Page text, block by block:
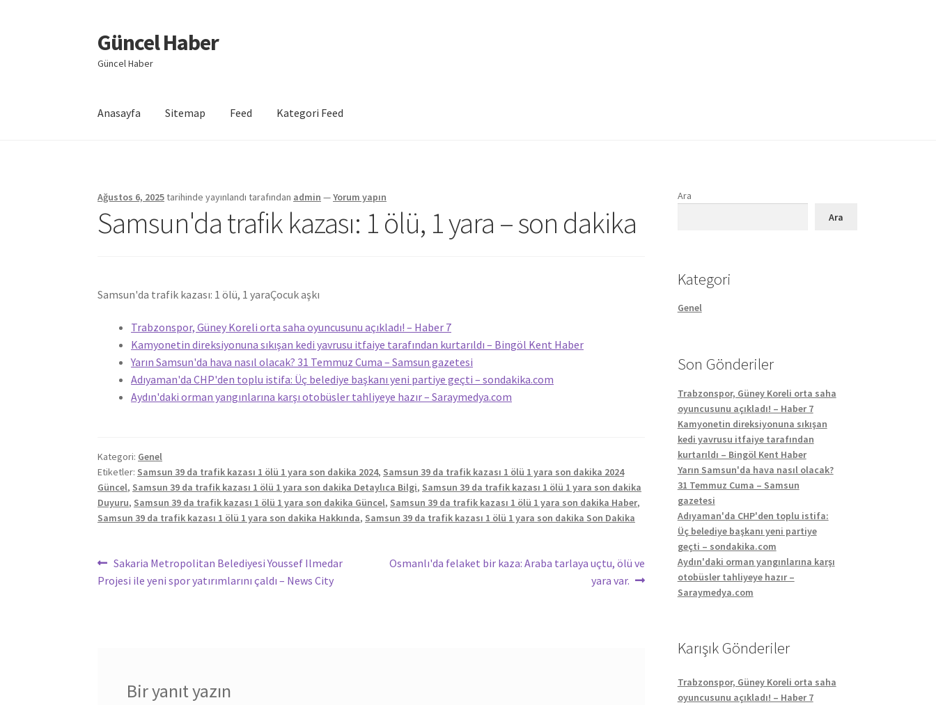
Dolaşıma
geç
İçeriğe
geç
Güncel Haber
Güncel Haber
Anasayfa Sitemap Feed Kategori Feed
Ağustos 6, 2025tarihinde yayınlandı tarafından admin —Yorum yapın
Samsun'da trafik kazası: 1 ölü, 1 yara – son dakika
Samsun'da trafik kazası: 1 ölü, 1 yaraÇocuk aşkı
Trabzonspor, Güney Koreli orta saha oyuncusunu açıkladı! – Haber 7
Kamyonetin direksiyonuna sıkışan kedi yavrusu itfaiye tarafından kurtarıldı – Bingöl Kent Haber
Yarın Samsun'da hava nasıl olacak? 31 Temmuz Cuma – Samsun gazetesi
Adıyaman'da CHP'den toplu istifa: Üç belediye başkanı yeni partiye geçti – sondakika.com
Aydın'daki orman yangınlarına karşı otobüsler tahliyeye hazır – Saraymedya.com
Kategori: Genel
Etiketler: Samsun 39 da trafik kazası 1 ölü 1 yara son dakika 2024, Samsun 39 da trafik kazası 1 ölü 1 yara son dakika 2024
Güncel, Samsun 39 da trafik kazası 1 ölü 1 yara son dakika Detaylıca Bilgi, Samsun 39 da trafik kazası 1 ölü 1 yara son dakika
Duyuru, Samsun 39 da trafik kazası 1 ölü 1 yara son dakika Güncel, Samsun 39 da trafik kazası 1 ölü 1 yara son dakika Haber,
Samsun 39 da trafik kazası 1 ölü 1 yara son dakika Hakkında, Samsun 39 da trafik kazası 1 ölü 1 yara son dakika Son Dakika
Yazı
gezinmesi
Önceki
yazı:
Sakaria Metropolitan Belediyesi Youssef Ilmedar
Projesi ile yeni spor yatırımlarını çaldı – News City
Sonraki
Osmanlı'da felaket bir kaza: Araba tarlaya uçtu, ölü ve
yara var.
Bir yanıt yazın
Ara
Ara
Kategori
Genel
Son Gönderiler
Trabzonspor, Güney Koreli orta saha
oyuncusunu açıkladı! – Haber 7
Kamyonetin direksiyonuna sıkışan
kedi yavrusu itfaiye tarafından
kurtarıldı – Bingöl Kent Haber
Yarın Samsun'da hava nasıl olacak?
31 Temmuz Cuma – Samsun
gazetesi
Adıyaman'da CHP'den toplu istifa:
Üç belediye başkanı yeni partiye
geçti – sondakika.com
Aydın'daki orman yangınlarına karşı
otobüsler tahliyeye hazır –
Saraymedya.com
Karışık Gönderiler
Trabzonspor, Güney Koreli orta saha
oyuncusunu açıkladı! – Haber 7